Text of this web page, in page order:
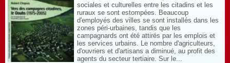
sociales et culturelles entre les citadins et les
ruraux se sont estompées. Beaucoup
d'employés des villes se sont installés dans les
zones péri-urbaines, tandis que les
campagnards ont été attirés par les emplois et
les services urbains. Le nombre d'agriculteurs,
d'ouvriers et d'artisans a diminué, au profit des
agents du secteur tertiaire. Sur le...